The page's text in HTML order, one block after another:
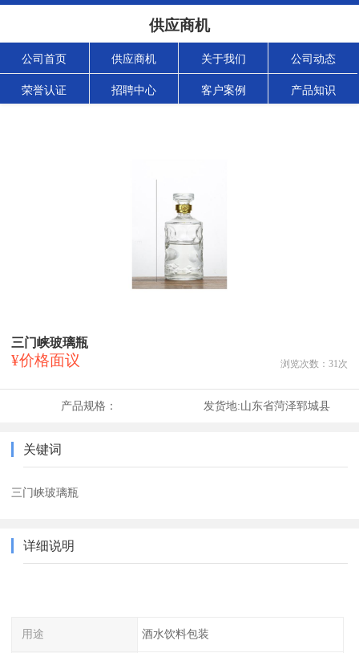
供应商机
公司首页 供应商机 关于我们 公司动态
荣誉认证 招聘中心 客户案例 产品知识
三门峡玻璃瓶
¥价格面议 浏览次数： 31次
产品规格： 发货地:山东省菏泽郓城县
关键词
三门峡玻璃瓶
详细说明
用途 酒水饮料包装